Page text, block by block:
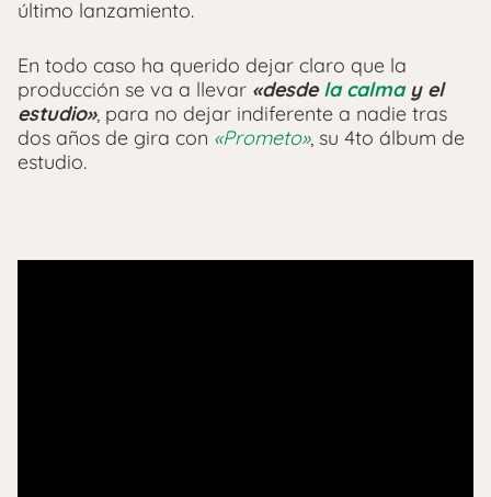
último lanzamiento.
En todo caso ha querido dejar claro que la
producción se va a llevar «desdela calmay el
estudio», para no dejar indiferente a nadie tras
dos años de gira con «Prometo», su 4to álbum de
estudio.